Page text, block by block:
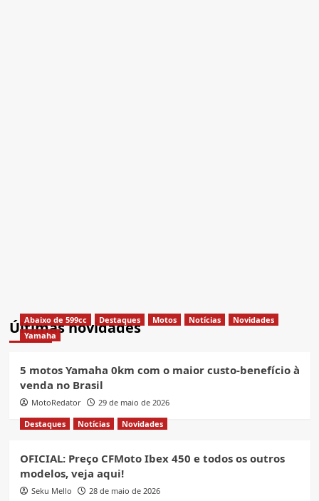
Últimas novidades
Abaixo de 599cc Destaques Motos Notícias
Novidades
Yamaha
5 motos Yamaha 0km com o maior custo-benefício à
venda no Brasil
MotoRedator
29 de maio de 2026
Destaques
Notícias Novidades
OFICIAL: Preço CFMoto Ibex 450 e todos os outros
modelos, veja aqui!
Seku Mello
28 de maio de 2026